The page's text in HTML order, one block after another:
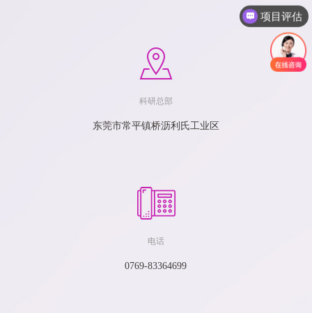
科研总部
东莞市常平镇桥沥利氏工业区
电话
0769-83364699
项目评估